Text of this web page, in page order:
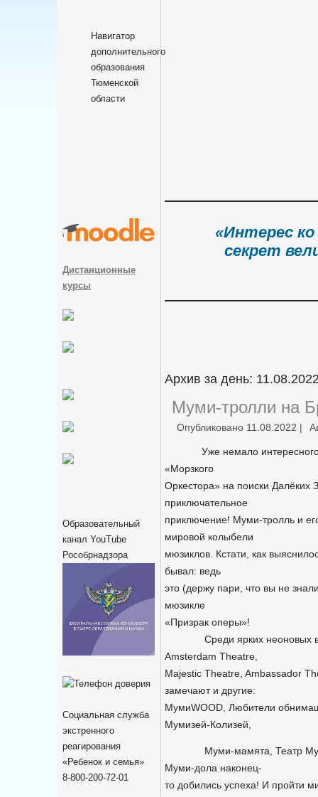
Навигатор
дополнительного
образования
Тюменской
области
Дистанционные
курсы
Образовательный
канал YouTube
Рособрнадзора
Социальная служба
экстренного
реагирования
«Ребенок и семья»
8-800-200-72-01
«Интерес
секрет
Архив за день:
Муми-тролли на
Опубликовано 11.08.2022 |
Уже немало интересного
«Морзкого
Оркестора» на поиски Далёких
приключательное
приключение! Муми-тролль и
мировой колыбели
мюзиклов. Кстати, как
бывал: ведь
это (держу пари, что вы не
мюзикле
«Призрак оперы»!
Среди ярких неоновых
Amsterdam Theatre,
Majestic Theatre, Ambassador
замечают и другие:
МумиWOOD, Любители
Мумизей-Колизей,
Муми-мамята, Театр Муми-
Муми-дола наконец-
то добились успеха! И пройти